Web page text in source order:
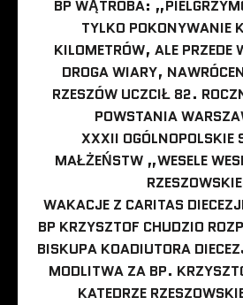
BP WĄTROBA:
TYLKO POKONYWANIE
KILOMETRÓW, ALE PRZEDE
DROGA WIARY,
RZESZÓW UCZCIŁ 82.
POWSTANIA
XXXII OGÓLNOPOLSKIE
MAŁŻEŃSTW „WESELE
WAKACJE Z CARITAS
BP KRZYSZTOF CHUDZIO
BISKUPA KOADIUTORA
MODLITWA ZA BP.
KATEDRZE